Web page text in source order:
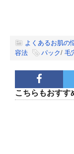
よくあるお肌の
容法
パック/ 毛
こちらもおすす